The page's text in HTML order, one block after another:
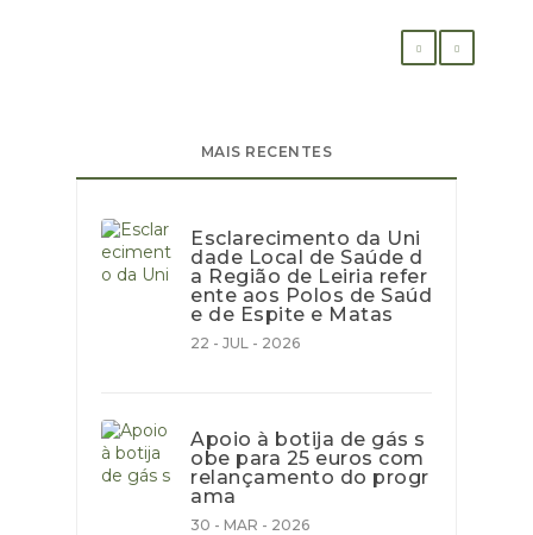
MAIS RECENTES
Esclarecimento da Uni
dade Local de Saúde d
a Região de Leiria refer
ente aos Polos de Saúd
e de Espite e Matas
22 - JUL - 2026
Apoio à botija de gás s
obe para 25 euros com
relançamento do progr
ama
30 - MAR - 2026